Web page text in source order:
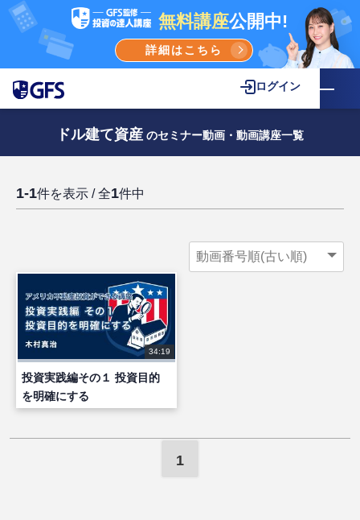
無料講座公開中!
詳細はこちら
ログイン
ドル建て資産 のセミナー動画・動画講座一覧
1-1件を表示 / 全1件中
34:19
投資実践編その１ 投資目的
を明確にする
1